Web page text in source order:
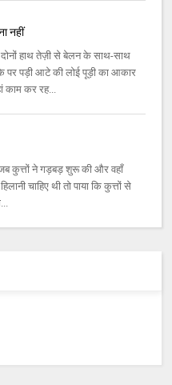
नहीं
दोनों हाथ तेज़ी से बेलन के साथ-साथ
पर पड़ी आटे की लोई पूड़ी का आकार
काम कर रह...
कुत्तों ने गड़बड़ शुरू की और वहाँ
चाहिए थी तो पाया कि कुत्तों से